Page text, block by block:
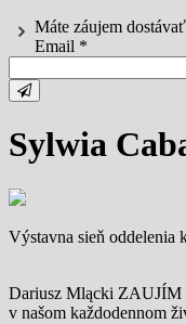
Máte záujem
Email *
Sylwia
Výstavna sieň oddelenia
Dariusz Mlącki ZAUJÍM
v našom každodennom